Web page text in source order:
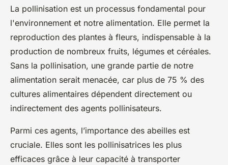
La pollinisation est un processus fondamental pour
l'environnement et notre alimentation. Elle permet la
reproduction des plantes à fleurs, indispensable à la
production de nombreux fruits, légumes et céréales.
Sans la pollinisation, une grande partie de notre
alimentation serait menacée, car plus de 75 % des
cultures alimentaires dépendent directement ou
indirectement des agents pollinisateurs.
Parmi ces agents, l’importance des abeilles est
cruciale. Elles sont les pollinisatrices les plus
efficaces grâce à leur capacité à transporter